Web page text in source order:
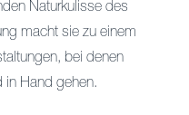
Naturkulisse des
macht sie zu einem
bei denen
in Hand gehen.